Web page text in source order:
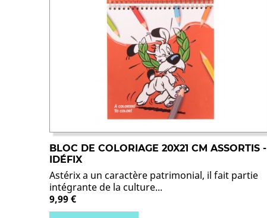
BLOC DE COLORIAGE 20X21 CM ASSORTIS -
IDÉFIX
Astérix a un caractère patrimonial, il fait partie
intégrante de la culture...
9,99 €